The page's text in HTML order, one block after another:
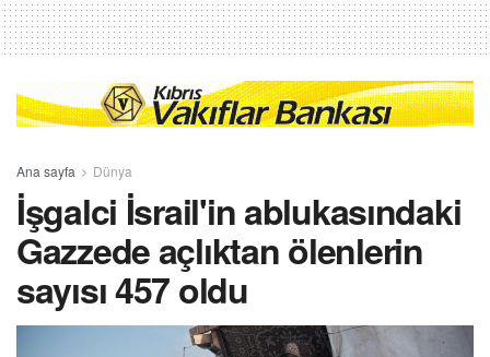
Ana sayfa Dünya
İşgalci İsrail'in ablukasındaki
Gazzede açlıktan ölenlerin
sayısı 457 oldu